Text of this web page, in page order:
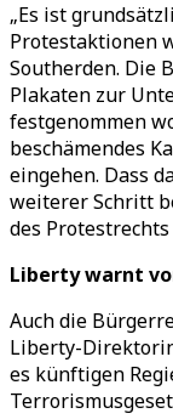
„Es ist
Protestaktionen
Southerden. Die
Plakaten zur
festgenommen
beschämendes
eingehen. Dass
weiterer Schritt
des
Liberty warnt
Auch die
Liberty-
es künftigen